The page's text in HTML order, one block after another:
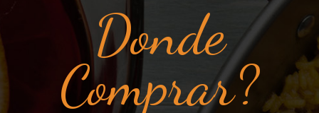
Donde
Comprar?